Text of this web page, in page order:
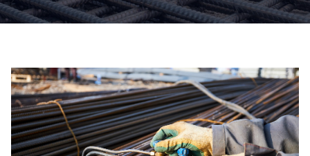
Contato